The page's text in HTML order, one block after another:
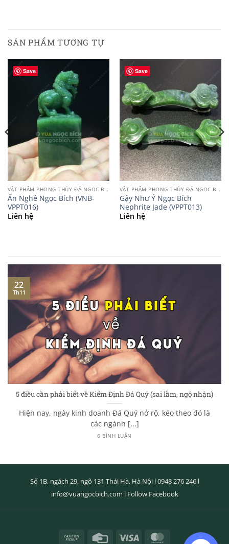
SẢN PHẨM TƯƠNG TỰ
Save
VẬT PHẨM PHONG THỦY ĐÁ NGỌC BÍCH
Ấn Nghê Ngọc Bích (VNB-
VPPT016)
Liên hệ
Save
VẬT PHẨM PHONG THỦY ĐÁ NGỌC BÍCH
Gậy Như Ý Ngọc Bích
Nephrite Jade (VPPT013)
Liên hệ
5 điều cần phải biết về Kiểm Định Đá Quý (sai lầm, ngộ nhận)
Hiện nay, ngày kinh doanh Đá Quý nở rộ, kéo theo đó là
các ngành [...]
6 BÌNH LUẬN
22
Th11
Số 1B, ngách 29, ngõ 131 Thái Hà, Hà Nội l0948 276 246l
info@vuangocbich.com l Follow Facebook
Cash
Credit
Visa MasterCard